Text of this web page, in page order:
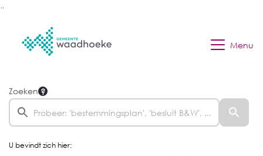
Menu
Zoeken
U bevindt zich hier: